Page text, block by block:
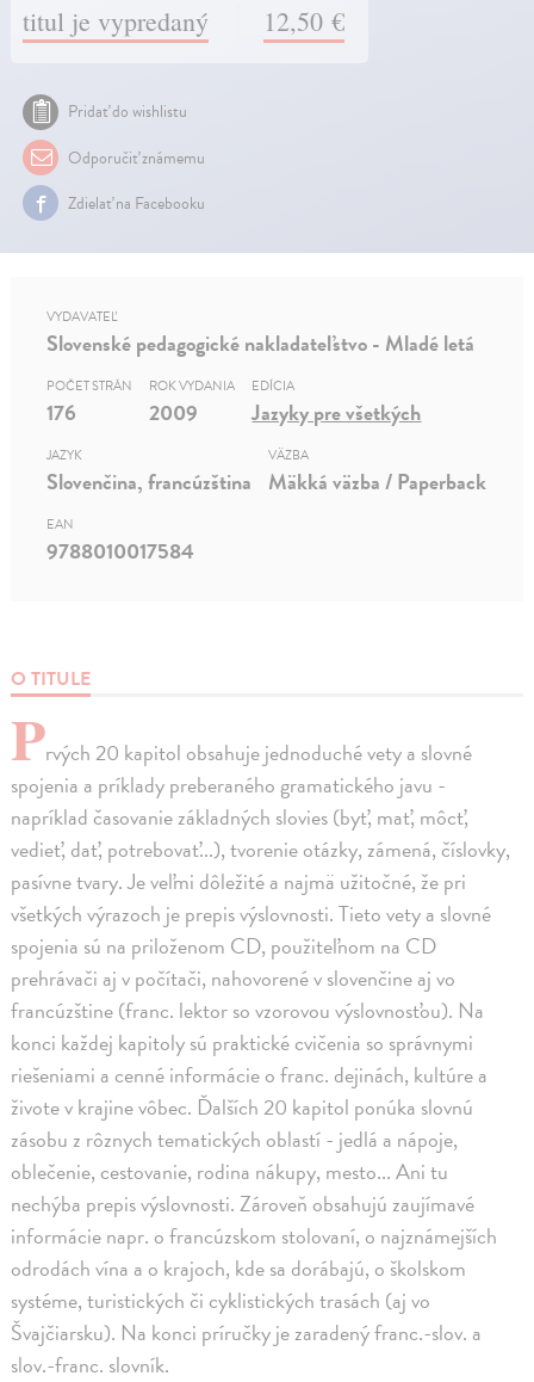
titul je vypredaný 12,50 €
Pridať do wishlistu
Odporučiť známemu
Zdielať na Facebooku
O TITULE
Prvých 20 kapitol obsahuje jednoduché vety a slovné
spojenia a príklady preberaného gramatického javu -
napríklad časovanie základných slovies (byť, mať, môcť,
vedieť, dať, potrebovať...), tvorenie otázky, zámená, číslovky,
pasívne tvary. Je veľmi dôležité a najmä užitočné, že pri
všetkých výrazoch je prepis výslovnosti. Tieto vety a slovné
spojenia sú na priloženom CD, použiteľnom na CD
prehrávači aj v počítači, nahovorené v slovenčine aj vo
francúzštine (franc. lektor so vzorovou výslovnosťou). Na
konci každej kapitoly sú praktické cvičenia so správnymi
riešeniami a cenné informácie o franc. dejinách, kultúre a
živote v krajine vôbec. Ďalších 20 kapitol ponúka slovnú
zásobu z rôznych tematických oblastí - jedlá a nápoje,
oblečenie, cestovanie, rodina nákupy, mesto... Ani tu
nechýba prepis výslovnosti. Zároveň obsahujú zaujímavé
informácie napr. o francúzskom stolovaní, o najznámejších
odrodách vína a o krajoch, kde sa dorábajú, o školskom
systéme, turistických či cyklistických trasách (aj vo
Švajčiarsku). Na konci príručky je zaradený franc.-slov. a
slov.-franc. slovník.
VYDAVATEĽ
Slovenské pedagogické nakladateľstvo - Mladé letá
POČET STRÁN
176
ROK VYDANIA
2009
EDÍCIA
Jazyky pre všetkých
JAZYK
Slovenčina, francúzština
VÄZBA
Mäkká väzba / Paperback
EAN
9788010017584